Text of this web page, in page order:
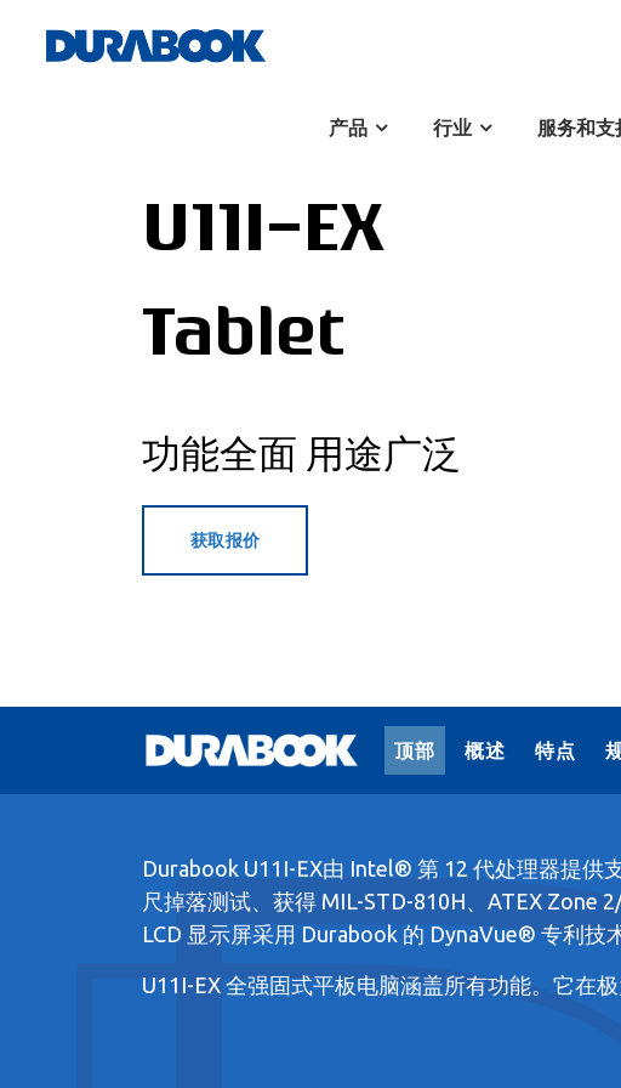
产品 行业 服务和支
U11I-EX
Tablet
功能全面 用途广泛
获取报价
顶部 概述 特点
Durabook U11I-EX由 Intel® 第 12 代处理器提
尺掉落测试、获得 MIL-STD-810H、ATEX Zone
LCD 显示屏采用 Durabook 的 DynaVue® 专利技
U11I-EX 全强固式平板电脑涵盖所有功能。它在